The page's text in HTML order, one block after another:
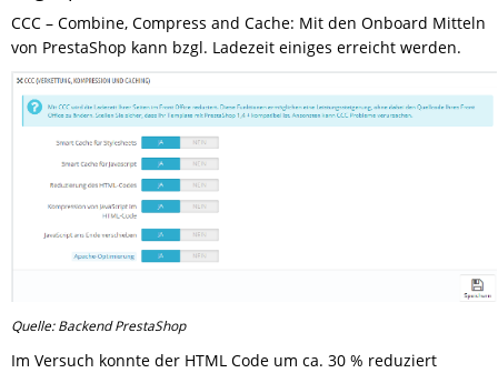
CCC – Combine, Compress and Cache: Mit den Onboard Mitteln
von PrestaShop kann bzgl. Ladezeit einiges erreicht werden.
Quelle: Backend PrestaShop
Im Versuch konnte der HTML Code um ca. 30 % reduziert